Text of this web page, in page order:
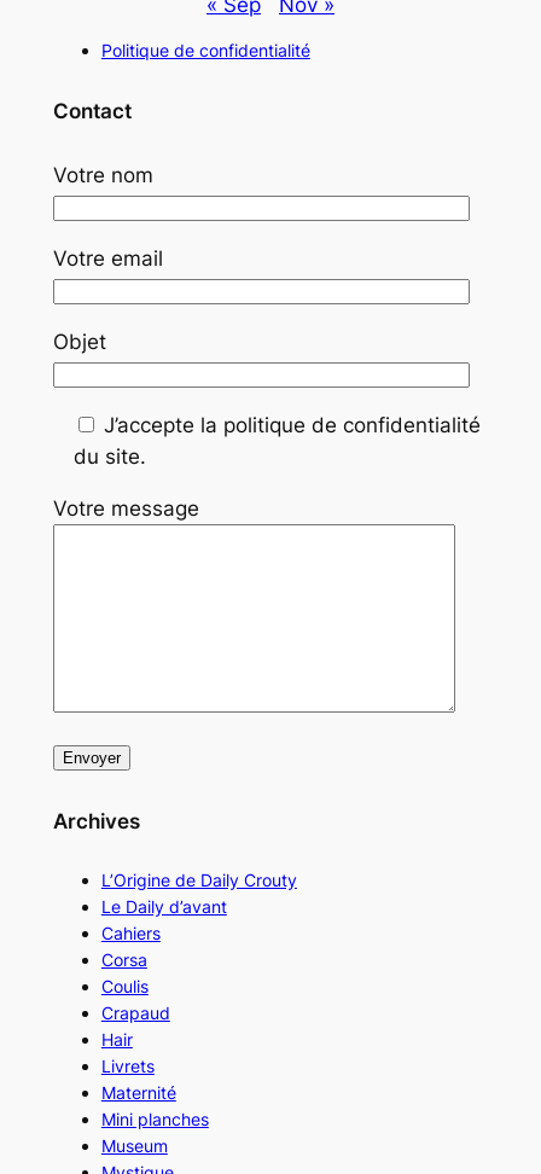
Politique de confidentialité
Contact
Votre nom
Votre email
Objet
J’accepte la politique de confidentialité
du site.
Votre message
Archives
L’Origine de Daily Crouty
Le Daily d’avant
Cahiers
Corsa
Coulis
Crapaud
Hair
Livrets
Maternité
Mini planches
Museum